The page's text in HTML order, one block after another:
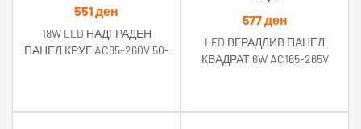
551ден
18W LED НАДГРАДЕН
ПАНЕЛ КРУГ AC85-260V 50-
577ден
LED ВГРАДЛИВ ПАНЕЛ
КВАДРАТ 6W AC165-265V